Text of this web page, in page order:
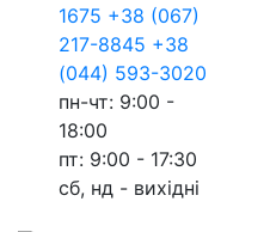
1675 +38 (067)
217-8845 +38
(044) 593-3020
пн-чт: 9:00 -
18:00
пт: 9:00 - 17:30
сб, нд - вихідні